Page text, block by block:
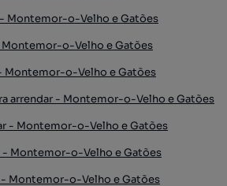
- Montemor-o-Velho e Gatões
Montemor-o-Velho e Gatões
Montemor-o-Velho e Gatões
arrendar - Montemor-o-Velho e Gatões
- Montemor-o-Velho e Gatões
- Montemor-o-Velho e Gatões
- Montemor-o-Velho e Gatões